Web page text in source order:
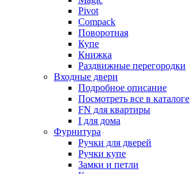
Pivot
Compack
Поворотная
Купе
Книжка
Раздвижные перегородки
Входные двери
Подробное описание
Посмотреть все в каталоге
FN для квартиры
I для дома
Фурнитура
Ручки для дверей
Ручки купе
Замки и петли